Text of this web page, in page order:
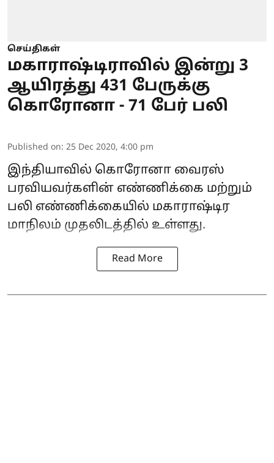
செய்திகள்
மகாராஷ்டிராவில் இன்று 3
ஆயிரத்து 431 பேருக்கு
கொரோனா - 71 பேர் பலி
Published on: 25 Dec 2020, 4:00 pm
இந்தியாவில் கொரோனா வைரஸ்
பரவியவர்களின் எண்ணிக்கை மற்றும்
பலி எண்ணிக்கையில் மகாராஷ்டிர
மாநிலம் முதலிடத்தில் உள்ளது.
Read More